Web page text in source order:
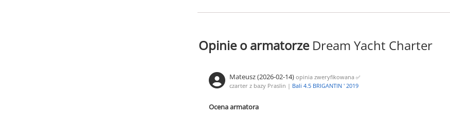
Opinie o armatorze Dream Yacht Charter
Mateusz (2026-02-14) opinia zweryfikowana ✅
czarter z bazy Praslin | Bali 4.5 BRIGANTIN ' 2019
Ocena armatora